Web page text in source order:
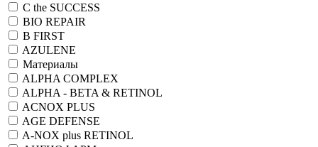
C the SUCCESS
BIO REPAIR
B FIRST
AZULENE
Материалы
ALPHA COMPLEX
ALPHA - BETA & RETINOL
ACNOX PLUS
AGE DEFENSE
A-NOX plus RETINOL